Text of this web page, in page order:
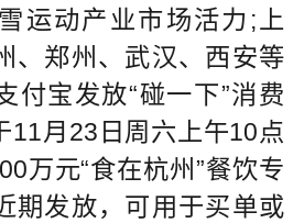
运动产业市场活力;上
、郑州、武汉、西安等
付宝发放“碰一下”消费
11月23日周六上午10点
万元“食在杭州”餐饮专
期发放，可用于买单或